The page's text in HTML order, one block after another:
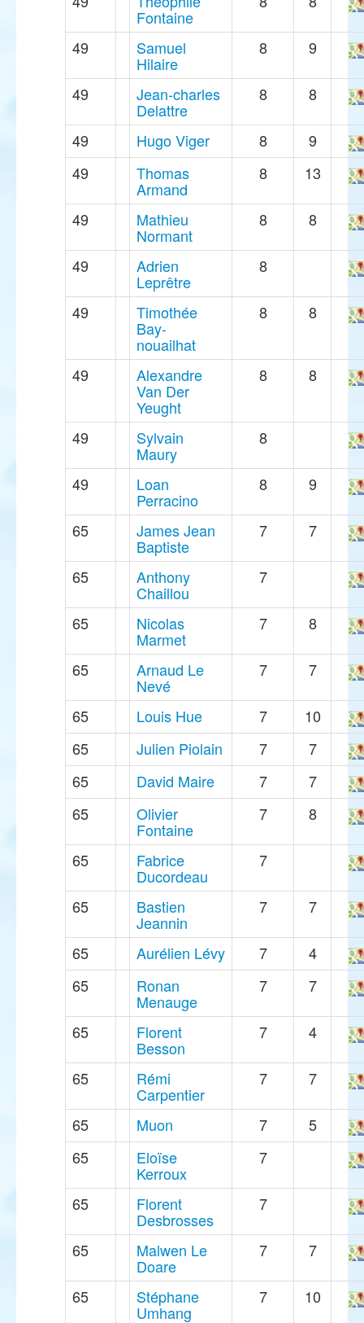
Fontaine
49 Samuel
Hilaire
8 9
49 Jean-charles
Delattre
8 8
49 Hugo Viger 8
9
49
Thomas
Armand
8 13
49 Mathieu
Normant
8 8
49 Adrien
Leprêtre
8
49 Timothée
Bay-
nouailhat
8 8
49 Alexandre
Van Der
Yeught
8 8
49 Sylvain
Maury
8
49 Loan
Perracino
8 9
65 James Jean
Baptiste
7 7
65 Anthony
Chaillou
7
65 Nicolas
Marmet
7 8
65 Arnaud Le
Nevé
7 7
65 Louis Hue 7
10
65
Julien Piolain 7
7
65
David Maire 7
7
65
Olivier
Fontaine
7 8
65 Fabrice
Ducordeau
7
65 Bastien
Jeannin
7 7
65 Aurélien Lévy 7
4
65
Ronan
Menauge
7 7
65 Florent
Besson
7 4
65 Rémi
Carpentier
7 7
65 Muon 7
5
65
Eloïse
Kerroux
7
65 Florent
Desbrosses
7
65 Malwen Le
Doare
7 7
65 Stéphane
Umhang
7 10